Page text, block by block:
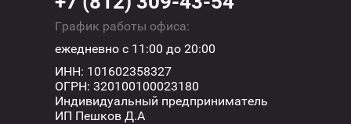
График работы офиса:
ежедневно с 11:00 до 20:00
ИНН: 101602358327
ОГРН: 320100100023180
Индивидуальный предприниматель
ИП Пешков Д.А